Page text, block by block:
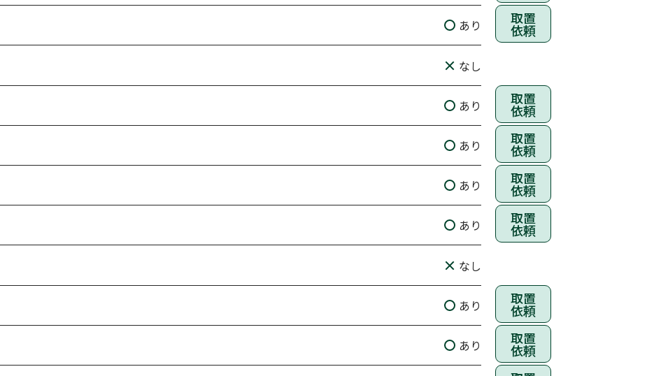
あり 取置
依頼
なし
あり 取置
依頼
あり 取置
依頼
あり 取置
依頼
あり 取置
依頼
なし
あり 取置
依頼
あり 取置
依頼